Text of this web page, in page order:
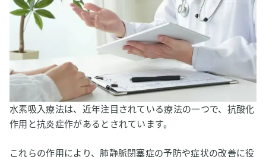
水素吸入療法は、近年注目されている療法の一つで、抗酸化
作用と抗炎症作があるとされています。
これらの作用により、肺静脈閉塞症の予防や症状の改善に役